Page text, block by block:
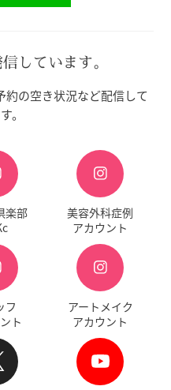
しています。
の空き状況など配信して
。
楽部
美容外科症例
アカウント
フ
ト
アートメイク
アカウント